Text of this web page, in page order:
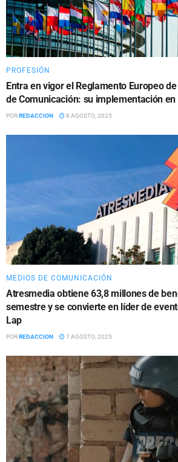
PROFESIÓN
Entra en vigor el Reglamento Europeo
de Comunicación: su implementación en
PORREDACCION 8 AGOSTO, 2025
MEDIOS DE COMUNICACIÓN
Atresmedia obtiene 63,8 millones de
semestre y se convierte en líder de
Lap
PORREDACCION 7 AGOSTO, 2025